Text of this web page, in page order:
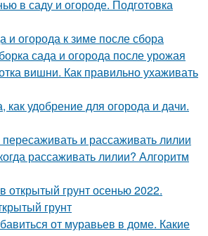
в саду и огороде. Подготовка
и огорода к зиме после сбора
сада и огорода после урожая
вишни. Как правильно ухаживать
как удобрение для огорода и дачи.
и рассаживать лилии
рассаживать лилии? Алгоритм
открытый грунт осенью 2022.
грунт
от муравьев в доме. Какие